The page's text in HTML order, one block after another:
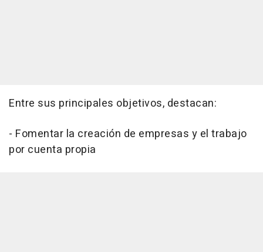
Entre sus principales objetivos, destacan:
- Fomentar la creación de empresas y el trabajo
por cuenta propia